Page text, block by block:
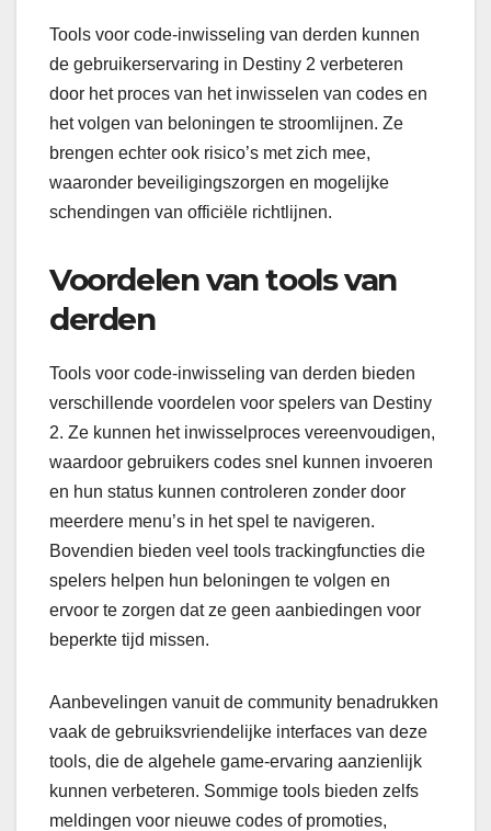
Tools voor code-inwisseling van derden kunnen
de gebruikerservaring in Destiny 2 verbeteren
door het proces van het inwisselen van codes en
het volgen van beloningen te stroomlijnen. Ze
brengen echter ook risico’s met zich mee,
waaronder beveiligingszorgen en mogelijke
schendingen van officiële richtlijnen.
Voordelen van tools van
derden
Tools voor code-inwisseling van derden bieden
verschillende voordelen voor spelers van Destiny
2. Ze kunnen het inwisselproces vereenvoudigen,
waardoor gebruikers codes snel kunnen invoeren
en hun status kunnen controleren zonder door
meerdere menu’s in het spel te navigeren.
Bovendien bieden veel tools trackingfuncties die
spelers helpen hun beloningen te volgen en
ervoor te zorgen dat ze geen aanbiedingen voor
beperkte tijd missen.
Aanbevelingen vanuit de community benadrukken
vaak de gebruiksvriendelijke interfaces van deze
tools, die de algehele game-ervaring aanzienlijk
kunnen verbeteren. Sommige tools bieden zelfs
meldingen voor nieuwe codes of promoties,